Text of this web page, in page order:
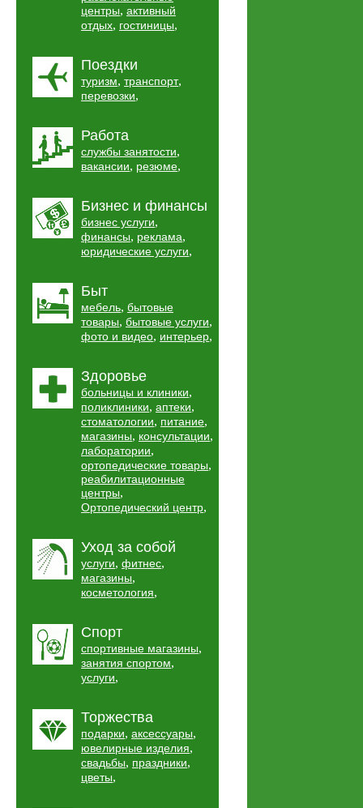
центры, активный
отдых, гостиницы,
Поездки
туризм, транспорт,
перевозки,
Работа
службы занятости,
вакансии, резюме,
Бизнес и финансы
бизнес услуги,
финансы, реклама,
юридические услуги,
Быт
мебель, бытовые
товары, бытовые услуги,
фото и видео, интерьер,
Здоровье
больницы и клиники,
поликлиники, аптеки,
стоматологии, питание,
магазины, консультации,
лаборатории,
ортопедические товары,
реабилитационные
центры,
Ортопедический центр,
Уход за собой
услуги, фитнес,
магазины,
косметология,
Спорт
спортивные магазины,
занятия спортом,
услуги,
Торжества
подарки, аксессуары,
ювелирные изделия,
свадьбы, праздники,
цветы,